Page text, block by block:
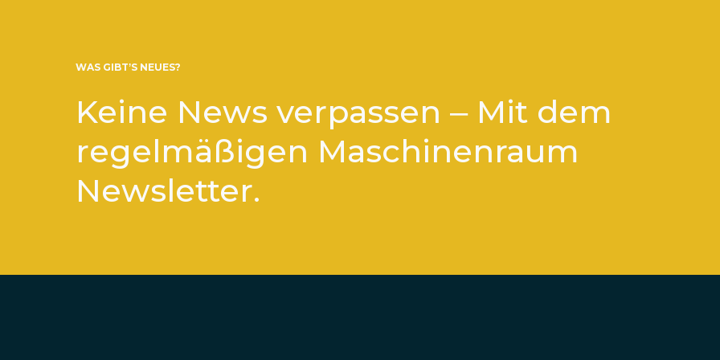
WAS GIBT’S NEUES?
Keine News verpassen – Mit dem
regelmäßigen Maschinenraum
Newsletter.